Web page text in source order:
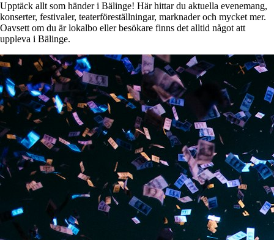
Upptäck allt som händer i Bälinge! Här hittar du aktuella evenemang,
konserter, festivaler, teaterföreställningar, marknader och mycket mer.
Oavsett om du är lokalbo eller besökare finns det alltid något att
uppleva i Bälinge.